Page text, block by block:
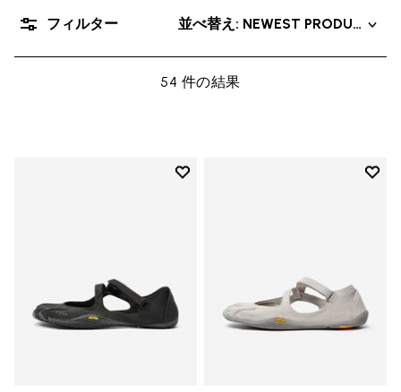
54 件の結果
並べ替え: NEWEST PRODUCT
フィルター
Add to wishlist
Add